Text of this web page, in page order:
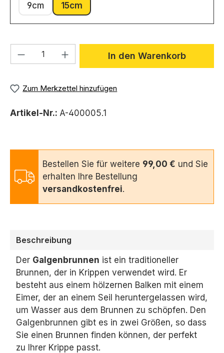
9cm
15cm
Produkt Anzahl: Gib denIn den Warenkorb
Zum Merkzettel hinzufügen
Artikel-Nr.: A-400005.1
Bestellen Sie für weitere 99,00 € und Sie
erhalten Ihre Bestellung
versandkostenfrei.
Beschreibung
Der Galgenbrunnen ist ein traditioneller
Brunnen, der in Krippen verwendet wird. Er
besteht aus einem hölzernen Balken mit einem
Eimer, der an einem Seil heruntergelassen wird,
um Wasser aus dem Brunnen zu schöpfen. Den
Galgenbrunnen gibt es in zwei Größen, so dass
Sie einen Brunnen finden können, der perfekt
zu Ihrer Krippe passt.